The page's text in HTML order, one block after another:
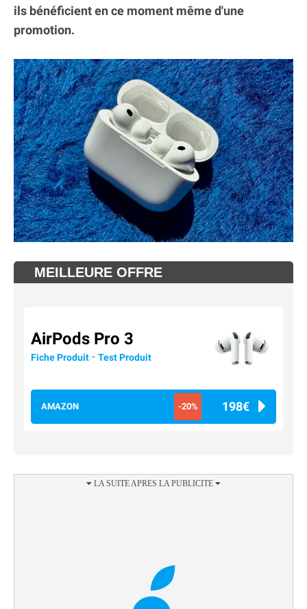
ils bénéficient en ce moment même d'une
promotion.
MEILLEURE OFFRE
AirPods Pro 3
Fiche Produit - Test Produit
AMAZON -20% 198€